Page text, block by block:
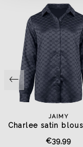
JAIMY
Charlee satin
€39,99